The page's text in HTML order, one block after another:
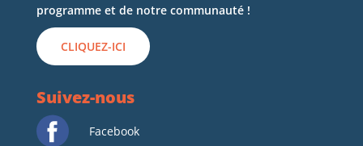
programme et de notre communauté !
CLIQUEZ-ICI
Suivez-nous
Facebook